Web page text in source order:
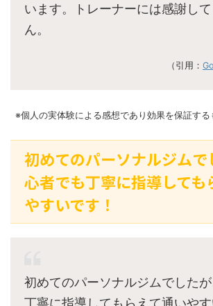
います。トレーナーには感謝し
ん。
（引用：
※個人の実体験による感想であり効果を保証する
初めてのパーソナルジムで
心者でも丁寧に指導しても
やすいです！
初めてのパーソナルジムでした
丁寧に指導してもらえて通いや